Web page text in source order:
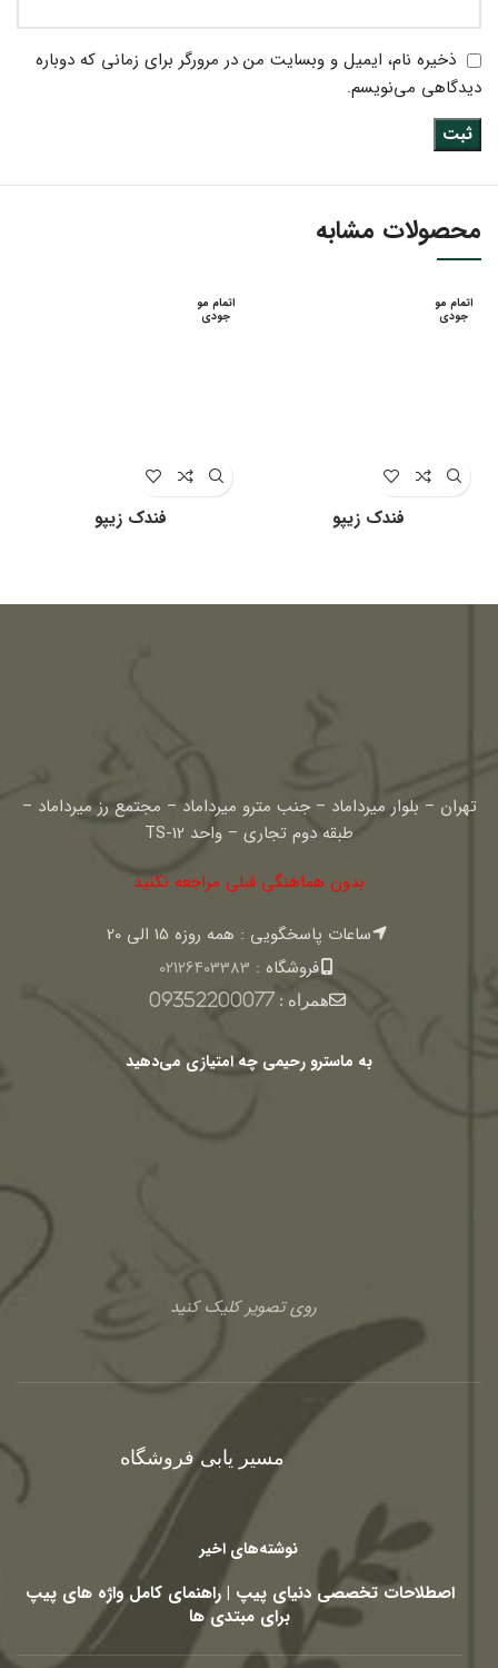
ذخیره نام، ایمیل و وبسایت من در مرورگر برای زمانی که دوباره
دیدگاهی می‌نویسم.
محصولات مشابه
اتمام مو
جودی
فندک زیپو
اتمام مو
جودی
فندک زیپو
تهران – بلوار میرداماد – جنب مترو میرداماد – مجتمع رز میرداماد –
طبقه دوم تجاری – واحد TS-12
بدون هماهنگی قبلی مراجعه نکنید
ساعات پاسخگویی : همه روزه 15 الی 20
فروشگاه : 02126403383
همراه :09352200077
به ماسترو رحیمی چه امتیازی می‌دهید
روی تصویر کلیک کنید
مسیر یابی فروشگاه
نوشته‌های اخیر
اصطلاحات تخصصی دنیای پیپ | راهنمای کامل واژه های پیپ
برای مبتدی ها